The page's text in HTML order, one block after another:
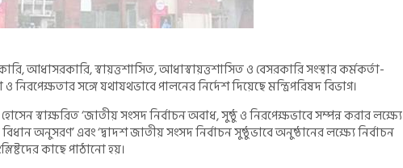
আধাসরকারি, স্বায়ত্তশাসিত, আধাস্বায়ত্তশাসিত ও বেসরকারি সংস্থার কর্মকর্তা-
নিরপেক্ষতার সঙ্গে যথাযথভাবে পালনের নির্দেশ দিয়েছে মন্ত্রিপরিষদ বিভাগ।
স্বাক্ষরিত ‘জাতীয় সংসদ নির্বাচন অবাধ, সুষ্ঠু ও নিরপেক্ষভাবে সম্পন্ন করার লক্ষ্যে
অনুসরণ’ এবং ‘দ্বাদশ জাতীয় সংসদ নির্বাচন সুষ্ঠুভাবে অনুষ্ঠানের লক্ষ্যে নির্বাচন
কাছে পাঠানো হয়।